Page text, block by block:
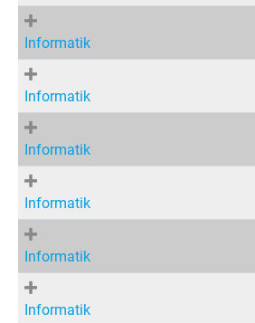
Informatik
Informatik
Informatik
Informatik
Informatik
Informatik